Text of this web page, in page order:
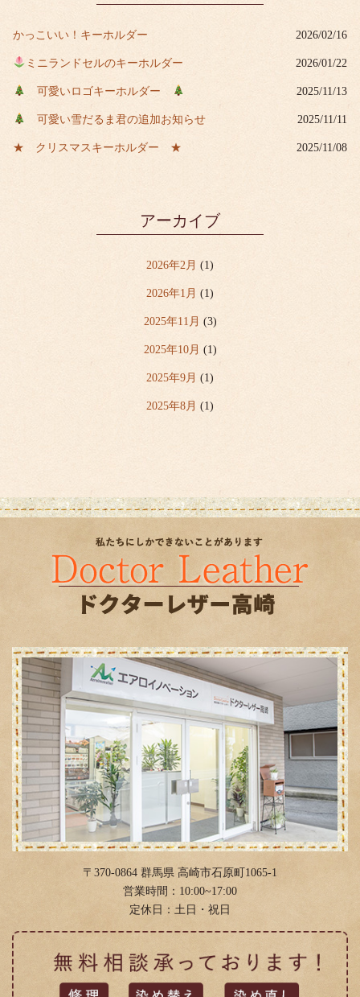
かっこいい！キーホルダー 2026/02/16
ミニランドセルのキーホルダー 2026/01/22
可愛いロゴキーホルダー 2025/11/13
可愛い雪だるま君の追加お知らせ 2025/11/11
★ クリスマスキーホルダー ★ 2025/11/08
アーカイブ
2026年2月 (1)
2026年1月 (1)
2025年11月 (3)
2025年10月 (1)
2025年9月 (1)
2025年8月 (1)
2025年4月(5)
2020年3月(1)
2019年6月 (1)
2019年4月(3)
2019年1月(6)
2018年12月 (2)
2018年11月 (2)
2018年10月
2018年9月
2018年8月
2018年4月
2018年2月 (11)
2018年1月 (4)
〒370-0864 群馬県 高崎市石原町1065-1
営業時間：10:00~17:00
定休日：土日・祝日